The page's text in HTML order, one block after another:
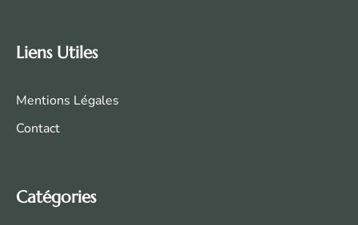
Liens Utiles
Mentions Légales
Contact
Catégories